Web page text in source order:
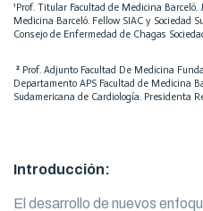
¹Prof. Titular Facultad de Medicina
Medicina Barceló. Fellow SIAC y Sociedad
Consejo de Enfermedad de Chagas
² Prof. Adjunto Facultad De Medicina
Departamento APS Facultad de Medicina
Sudamericana de Cardiología. Presidenta
Introducción:
El desarrollo de nuevos